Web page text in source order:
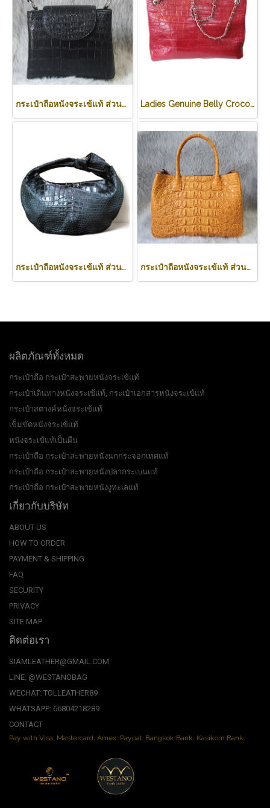
กระเป๋าถือหนังจระเข้แท้ ส่วนท้อง สีดำ รหัส CRW0219H-BL Ladies Genuine Belly Crocodile Leather Shoulder Bag in Red Crocodile Skin #CRW213H
กระเป๋าถือหนังจระเข้แท้ ส่วนท้อง สีดำ ทรงนิ่ม น้ำหนักเบา รหัส CODE: CRW0222H-BL กระเป๋าถือหนังจระเข้แท้ ส่วนหลัง สีน้ำตาลอ่อน (สีแทน) รหัสCODE: CRW0218H-02-BACK-TAN
ผลิตภัณฑ์ทั้งหมด
กระเป๋าถือ กระเป๋าสะพายหนังจระเข้แท้
กระเป๋าเดินทางหนังจระเข้แท้, กระเป๋าเอกสารหนังจระเข้แท้
กระเป๋าสตางค์หนังจระเข้แท้
เข็มขัดหนังจระเข้แท้
หนังจระเข้แท้เป็นผืน
กระเป๋าถือ กระเป๋าสะพายหนังนกกระจอกเทศแท้
กระเป๋าถือ กระเป๋าสะพายหนังปลากระเบนแท้
กระเป๋าถือ กระเป๋าสะพายหนังงูทะเลแท้
เกี่ยวกับบริษัท
ABOUT US
HOW TO ORDER
PAYMENT & SHIPPING
FAQ
SECURITY
PRIVACY
SITE MAP
ติดต่อเรา
SIAMLEATHER@GMAIL.COM
LINE: @WESTANOBAG
WECHAT: TOLLEATHER89
WHATSAPP: 66804218289
CONTACT
Pay with Visa, Mastercard, Amex. Paypal. Bangkok Bank. Kasikorn Bank.